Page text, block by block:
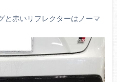
と赤いリフレクターはノーマ